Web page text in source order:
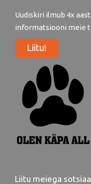
Uudiskiri ilmub 4x
informatsiooni meie
Liitu!
Liitu meiega